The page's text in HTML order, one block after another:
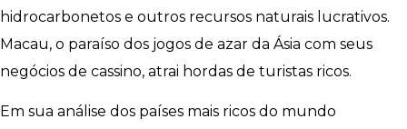
hidrocarbonetos e outros recursos naturais lucrativos.
Macau, o paraíso dos jogos de azar da Ásia com seus
negócios de cassino, atrai hordas de turistas ricos.
Em sua análise dos países mais ricos do mundo